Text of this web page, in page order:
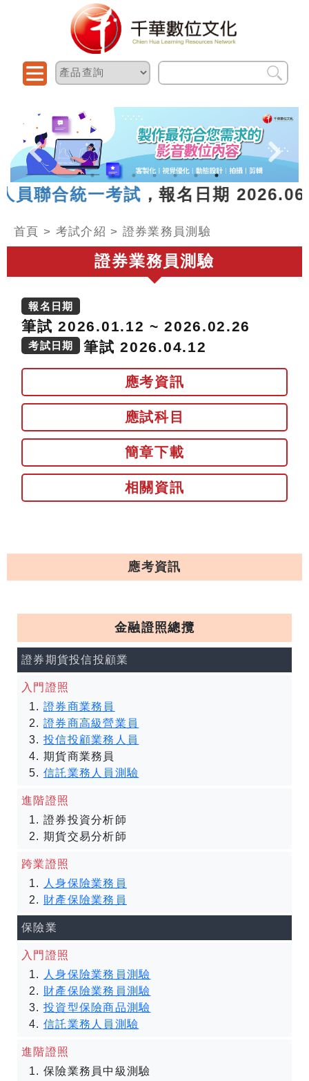
統一考試，報名日期
首頁 > 考試介紹 > 證券業務員測驗
證券業務員測驗
報名日期
筆試 2026.01.12 ~ 2026.02.26
考試日期 筆試 2026.04.12
應考資訊
應試科目
簡章下載
相關資訊
應考資訊
金融證照總攬
證券期貨投信投顧業
入門證照
證券商業務員
證券商高級營業員
投信投顧業務人員
期貨商業務員
信託業務人員測驗
進階證照
證券投資分析師
期貨交易分析師
跨業證照
人身保險業務員
財產保險業務員
保險業
入門證照
人身保險業務員測驗
財產保險業務員測驗
投資型保險商品測驗
信託業務人員測驗
進階證照
保險業務員中級測驗